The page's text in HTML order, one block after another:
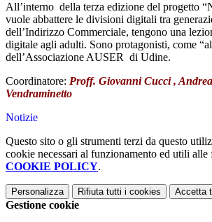
All’interno della terza edizione del progetto
vuole abbattere le divisioni digitali tra
dell’Indirizzo Commerciale, tengono una
digitale agli adulti. Sono protagonisti, come
dell’Associazione AUSER di Udine.
Coordinatore: Proff. Giovanni Cucci ,
Vendraminetto
Notizie
Questo sito o gli strumenti terzi da questo
cookie necessari al funzionamento ed utili
COOKIE POLICY.
Personalizza Rifiuta tutti i cookies Accetta
Gestione cookie